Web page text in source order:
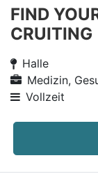
FIND
CRUITING
Halle
Medizin,
Vollzeit